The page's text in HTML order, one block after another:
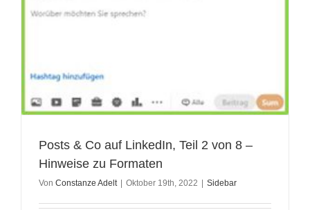
Posts & Co auf LinkedIn, Teil 2 von 8 –
Hinweise zu Formaten
Von Constanze Adelt | Oktober 19th, 2022 | Sidebar